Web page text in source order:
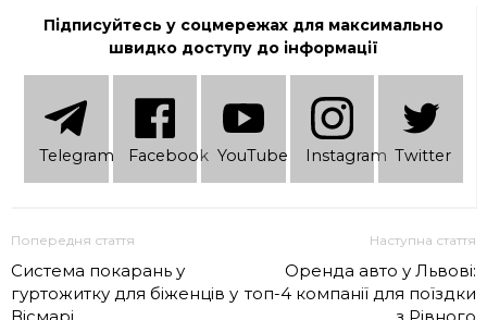
Підписуйтесь у соцмережах для максимально
швидко доступу до інформації
Telеgram Facebook YouTube Instagram Twitter
Попередня стаття
Система покарань у
гуртожитку для біженців у
Наступна стаття
Оренда авто у Львові:
топ-4 компанії для поїздки